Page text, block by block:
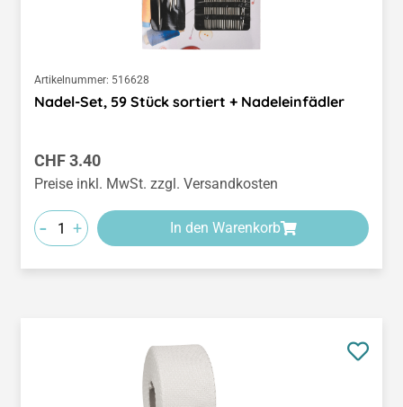
Artikelnummer: 516628
Nadel-Set, 59 Stück sortiert + Nadeleinfädler
Regulärer Preis:
CHF 3.40
Preise inkl. MwSt. zzgl. Versandkosten
- + In den Warenkorb